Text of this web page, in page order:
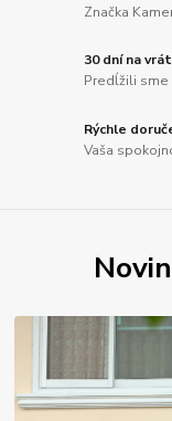
Značka
30 dní na
Predĺžili sme
Rýchle
Vaša